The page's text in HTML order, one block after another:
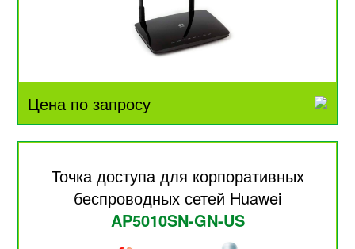
Цена по запросу
Точка доступа для корпоративных
беспроводных сетей Huawei
AP5010SN-GN-US